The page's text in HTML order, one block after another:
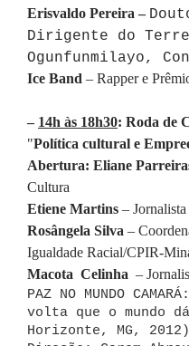
Erisvaldo Pereira –
Dirigente do
Ogunfunmilayo,
Ice Band – Rapper e
– 14h às 18h30: Roda de
"Política cultural e
Abertura: Eliane
Cultura
Etiene Martins –
Rosângela Silva –
Igualdade Racial/CPIR-
Macota Celinha –
PAZ NO MUNDO
volta que o mundo
Horizonte, MG, 2012)